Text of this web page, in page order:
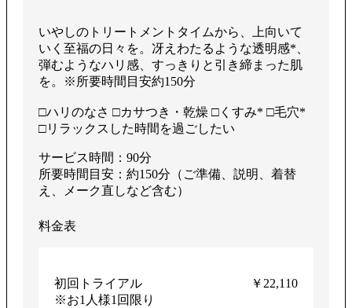
す
る
いやしのトリートメントタイムから、上向いて
いく至福の⽇々を。冴えわたるような透明感*、
弾むようなハリ感、すっきりと引き締まった肌
を。※所要時間目安約150分
□ハリのなさ □カサつき・乾燥 □くすみ* □毛穴*
□リラックスした時間を過ごしたい
サービス時間：90分
所要時間目安：約150分（ご準備、説明、着替
え、メーク直しなど含む）
料金表
初回トライアル
※お1人様1回限り
￥22,110